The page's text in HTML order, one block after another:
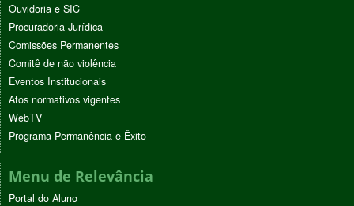
Ouvidoria e SIC
Procuradoria Jurídica
Comissões Permanentes
Comitê de não violência
Eventos Institucionais
Atos normativos vigentes
WebTV
Programa Permanência e Êxito
Menu de Relevância
Portal do Aluno